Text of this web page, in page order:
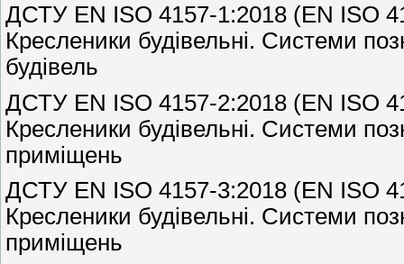
ДСТУ EN ISO 4157-1:2018 (EN ISO
Кресленики будівельні. Системи
будівель
ДСТУ EN ISO 4157-2:2018 (EN ISO
Кресленики будівельні. Системи
приміщень
ДСТУ EN ISO 4157-3:2018 (EN ISO
Кресленики будівельні. Системи
приміщень